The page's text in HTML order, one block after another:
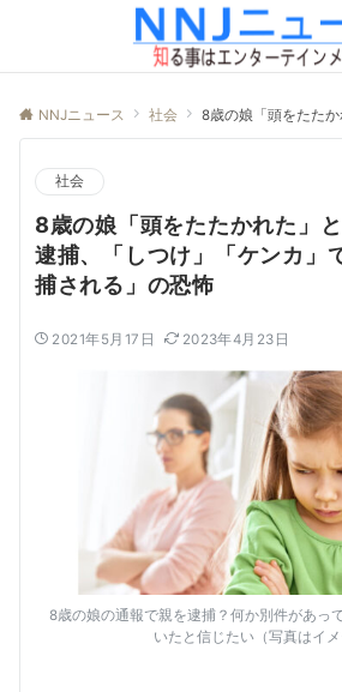
NNJニュース 社会 8歳の娘「頭をたたかれた」と110番で父親が逮
社会
8歳の娘「頭をたたかれた」
逮捕、「しつけ」「ケンカ」
捕される」の恐怖
2021年5月17日 2023年4月23日
8歳の娘の通報で親を逮捕？何か別件があっ
いたと信じたい（写真はイメ